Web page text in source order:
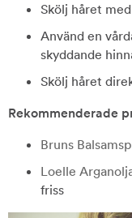
Skölj håret
Använd en
skyddande
Skölj håret
Rekommenderade
Bruns
Loelle
friss